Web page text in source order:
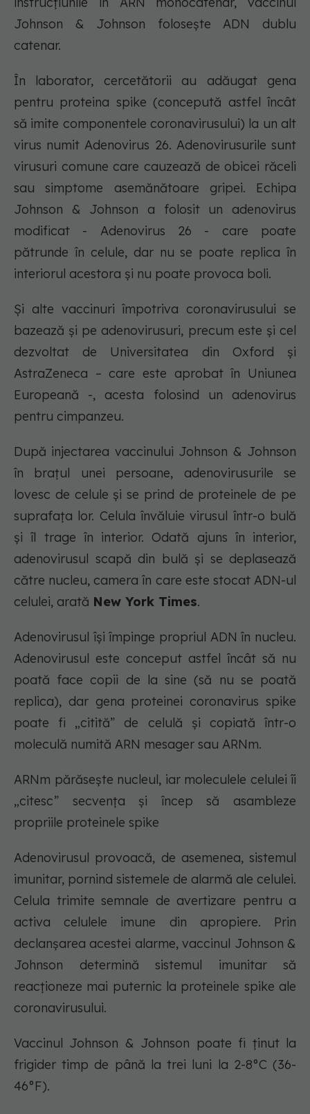
Johnson & Johnson folosește ADN dublu
catenar.
În laborator, cercetătorii au adăugat gena
pentru proteina spike (concepută astfel încât
să imite componentele coronavirusului) la un alt
virus numit Adenovirus 26. Adenovirusurile sunt
virusuri comune care cauzează de obicei răceli
sau simptome asemănătoare gripei. Echipa
Johnson & Johnson a folosit un adenovirus
modificat - Adenovirus 26 - care poate
pătrunde în celule, dar nu se poate replica în
interiorul acestora și nu poate provoca boli.
Și alte vaccinuri împotriva coronavirusului se
bazează și pe adenovirusuri, precum este și cel
dezvoltat de Universitatea din Oxford și
AstraZeneca – care este aprobat în Uniunea
Europeană -, acesta folosind un adenovirus
pentru cimpanzeu.
După injectarea vaccinului Johnson & Johnson
în brațul unei persoane, adenovirusurile se
lovesc de celule și se prind de proteinele de pe
suprafața lor. Celula învăluie virusul într-o bulă
și îl trage în interior. Odată ajuns în interior,
adenovirusul scapă din bulă și se deplasează
către nucleu, camera în care este stocat ADN-ul
celulei, arată New York Times.
Adenovirusul își împinge propriul ADN în nucleu.
Adenovirusul este conceput astfel încât să nu
poată face copii de la sine (să nu se poată
replica), dar gena proteinei coronavirus spike
poate fi „citită” de celulă și copiată într-o
moleculă numită ARN mesager sau ARNm.
ARNm părăsește nucleul, iar moleculele celulei îi
„citesc” secvența și încep să asambleze
propriile proteinele spike
Adenovirusul provoacă, de asemenea, sistemul
imunitar, pornind sistemele de alarmă ale celulei.
Celula trimite semnale de avertizare pentru a
activa celulele imune din apropiere. Prin
declanșarea acestei alarme, vaccinul Johnson &
Johnson determină sistemul imunitar să
reacționeze mai puternic la proteinele spike ale
coronavirusului.
Vaccinul Johnson & Johnson poate fi ținut la
frigider timp de până la trei luni la 2-8°C (36-
46°F).